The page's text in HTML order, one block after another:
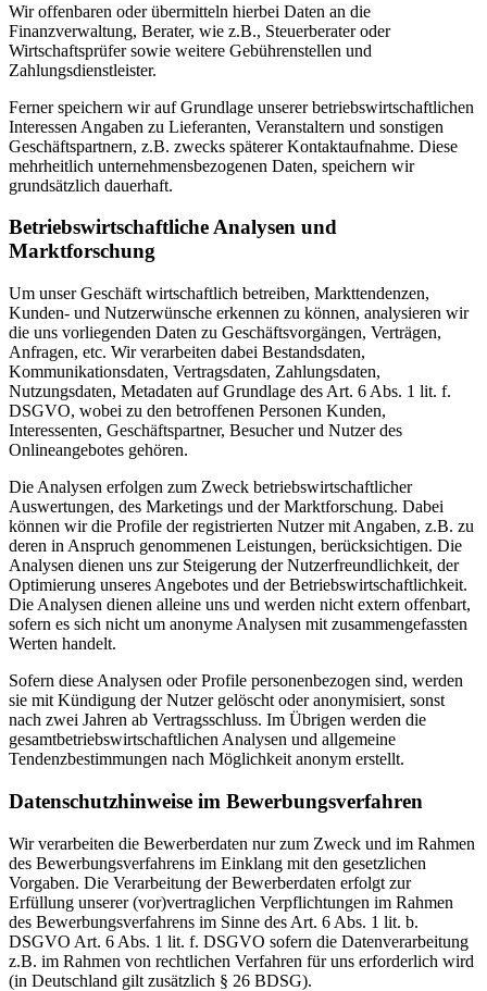
Wir offenbaren oder übermitteln hierbei Daten an die
Finanzverwaltung, Berater, wie z.B., Steuerberater oder
Wirtschaftsprüfer sowie weitere Gebührenstellen und
Zahlungsdienstleister.
Ferner speichern wir auf Grundlage unserer betriebswirtschaftlichen
Interessen Angaben zu Lieferanten, Veranstaltern und sonstigen
Geschäftspartnern, z.B. zwecks späterer Kontaktaufnahme. Diese
mehrheitlich unternehmensbezogenen Daten, speichern wir
grundsätzlich dauerhaft.
Betriebswirtschaftliche Analysen und
Marktforschung
Um unser Geschäft wirtschaftlich betreiben, Markttendenzen,
Kunden- und Nutzerwünsche erkennen zu können, analysieren wir
die uns vorliegenden Daten zu Geschäftsvorgängen, Verträgen,
Anfragen, etc. Wir verarbeiten dabei Bestandsdaten,
Kommunikationsdaten, Vertragsdaten, Zahlungsdaten,
Nutzungsdaten, Metadaten auf Grundlage des Art. 6 Abs. 1 lit. f.
DSGVO, wobei zu den betroffenen Personen Kunden,
Interessenten, Geschäftspartner, Besucher und Nutzer des
Onlineangebotes gehören.
Die Analysen erfolgen zum Zweck betriebswirtschaftlicher
Auswertungen, des Marketings und der Marktforschung. Dabei
können wir die Profile der registrierten Nutzer mit Angaben, z.B. zu
deren in Anspruch genommenen Leistungen, berücksichtigen. Die
Analysen dienen uns zur Steigerung der Nutzerfreundlichkeit, der
Optimierung unseres Angebotes und der Betriebswirtschaftlichkeit.
Die Analysen dienen alleine uns und werden nicht extern offenbart,
sofern es sich nicht um anonyme Analysen mit zusammengefassten
Werten handelt.
Sofern diese Analysen oder Profile personenbezogen sind, werden
sie mit Kündigung der Nutzer gelöscht oder anonymisiert, sonst
nach zwei Jahren ab Vertragsschluss. Im Übrigen werden die
gesamtbetriebswirtschaftlichen Analysen und allgemeine
Tendenzbestimmungen nach Möglichkeit anonym erstellt.
Datenschutzhinweise im Bewerbungsverfahren
Wir verarbeiten die Bewerberdaten nur zum Zweck und im Rahmen
des Bewerbungsverfahrens im Einklang mit den gesetzlichen
Vorgaben. Die Verarbeitung der Bewerberdaten erfolgt zur
Erfüllung unserer (vor)vertraglichen Verpflichtungen im Rahmen
des Bewerbungsverfahrens im Sinne des Art. 6 Abs. 1 lit. b.
DSGVO Art. 6 Abs. 1 lit. f. DSGVO sofern die Datenverarbeitung
z.B. im Rahmen von rechtlichen Verfahren für uns erforderlich wird
(in Deutschland gilt zusätzlich § 26 BDSG).